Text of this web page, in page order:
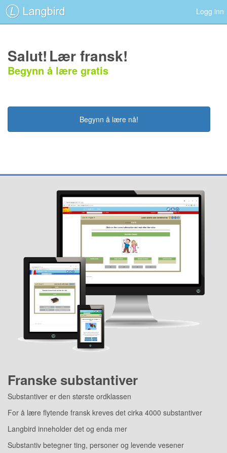
Logg inn
Salut!Lær fransk!
Begynn å lære gratis
Franske substantiver
Substantiver er den største ordklassen
For å lære flytende fransk kreves det cirka 4000 substantiver
Langbird inneholder det og enda mer
Substantiv betegner ting, personer og levende vesener